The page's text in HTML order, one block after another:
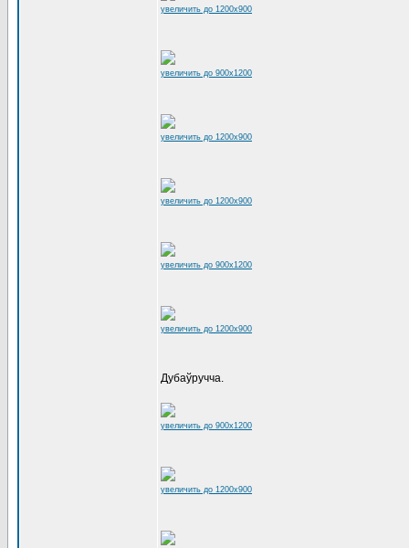
увеличить до 1200x900
увеличить до 900x1200
увеличить до 1200x900
увеличить до 1200x900
увеличить до 900x1200
увеличить до 1200x900
Дубаўручча.
увеличить до 900x1200
увеличить до 1200x900